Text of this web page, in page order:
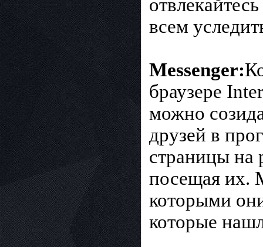
всем
Messenger:
браузере
можно
друзей в
страницы на
посещая их.
которыми
которые